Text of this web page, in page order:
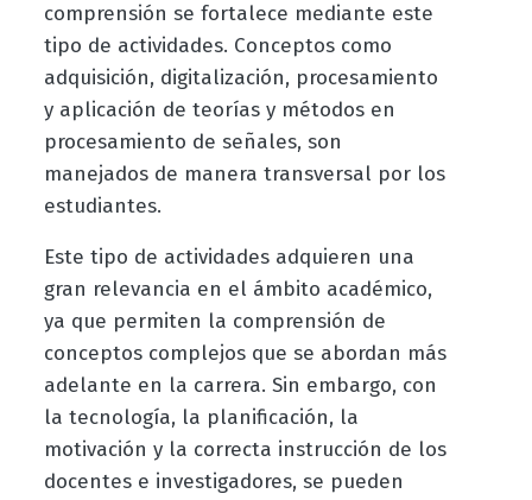
comprensión se fortalece mediante este
tipo de actividades. Conceptos como
adquisición, digitalización, procesamiento
y aplicación de teorías y métodos en
procesamiento de señales, son
manejados de manera transversal por los
estudiantes.
Este tipo de actividades adquieren una
gran relevancia en el ámbito académico,
ya que permiten la comprensión de
conceptos complejos que se abordan más
adelante en la carrera. Sin embargo, con
la tecnología, la planificación, la
motivación y la correcta instrucción de los
docentes e investigadores, se pueden